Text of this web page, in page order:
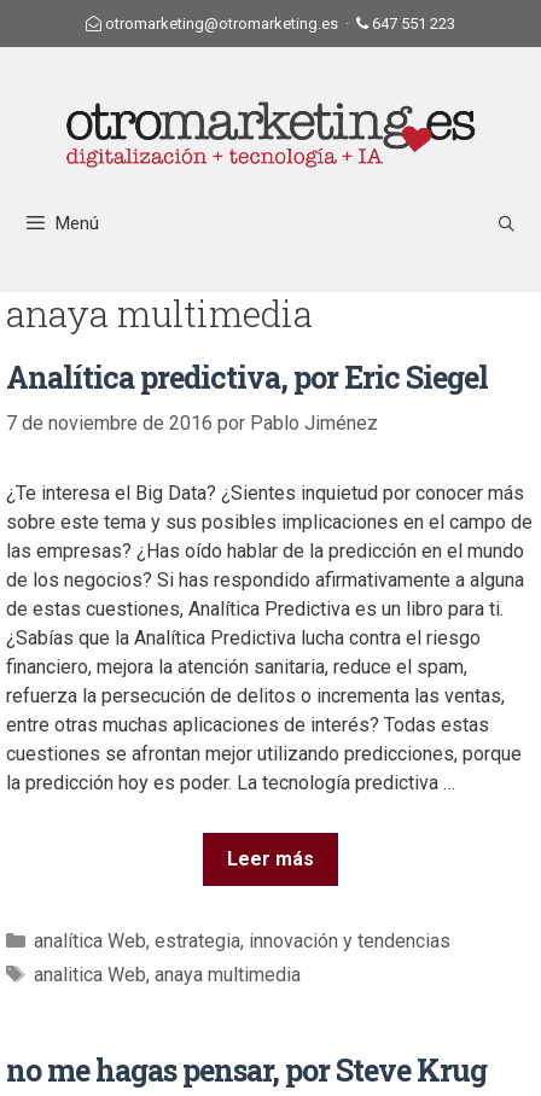
otromarketing@otromarketing.es · 647 551 223
Menú
anaya multimedia
Analítica predictiva, por Eric Siegel
7 de noviembre de 2016 por Pablo Jiménez
¿Te interesa el Big Data? ¿Sientes inquietud por conocer más
sobre este tema y sus posibles implicaciones en el campo de
las empresas? ¿Has oído hablar de la predicción en el mundo
de los negocios? Si has respondido afirmativamente a alguna
de estas cuestiones, Analítica Predictiva es un libro para ti.
¿Sabías que la Analítica Predictiva lucha contra el riesgo
financiero, mejora la atención sanitaria, reduce el spam,
refuerza la persecución de delitos o incrementa las ventas,
entre otras muchas aplicaciones de interés? Todas estas
cuestiones se afrontan mejor utilizando predicciones, porque
la predicción hoy es poder. La tecnología predictiva …
Leer más
analítica Web, estrategia, innovación y tendencias
analitica Web, anaya multimedia
no me hagas pensar, por Steve Krug